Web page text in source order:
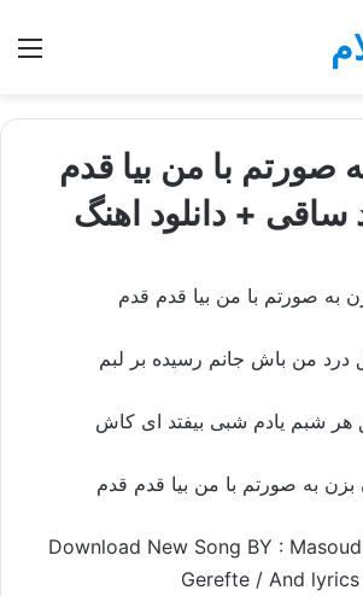
صورتم با من بیا قدم
+ دانلود اهنگ
به صورتم با من بیا قدم قدم
درد من باش جانم رسیده بر لبم
هر شبم یادم شبی بیفتد ای کاش
بزن به صورتم با من بیا قدم قدم
Download New Song BY :
Gerefte / And lyrics